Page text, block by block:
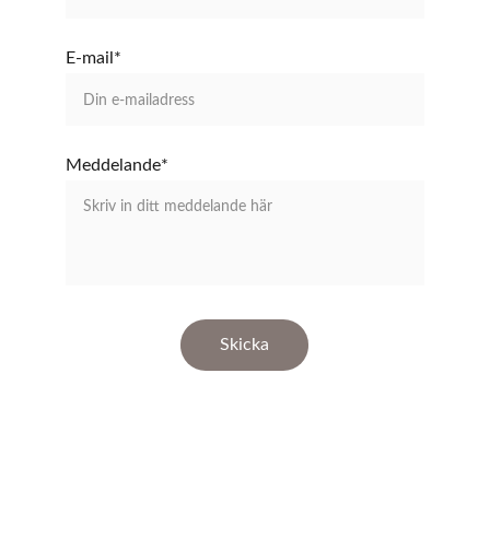
E-mail*
Meddelande*
Skicka